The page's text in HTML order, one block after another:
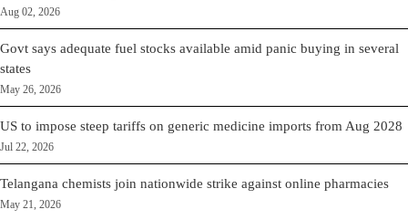
Aug 02, 2026
Govt says adequate fuel stocks available amid panic buying in several
states
May 26, 2026
US to impose steep tariffs on generic medicine imports from Aug 2028
Jul 22, 2026
Telangana chemists join nationwide strike against online pharmacies
May 21, 2026